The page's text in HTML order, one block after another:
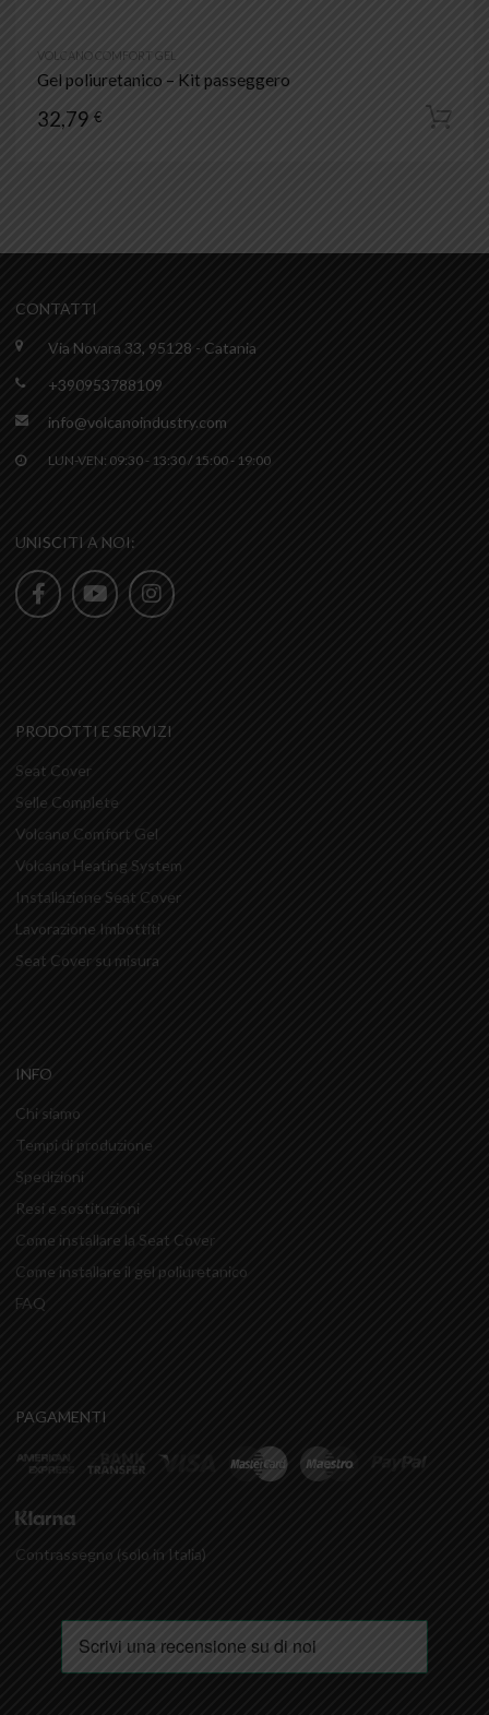
VOLCANO COMFORT GEL
Gel poliuretanico – Kit passeggero
32,79 €
CONTATTI
Via Novara 33, 95128 - Catania
+390953788109
info@volcanoindustry.com
LUN-VEN: 09:30 - 13:30 / 15:00 - 19:00
UNISCITI A NOI:
PRODOTTI E SERVIZI
Seat Cover
Selle Complete
Volcano Comfort Gel
Volcano Heating System
Installazione Seat Cover
Lavorazione Imbottiti
Seat Cover su misura
INFO
Chi siamo
Tempi di produzione
Spedizioni
Resi e sostituzioni
Come installare la Seat Cover
Come installare il gel poliuretanico
FAQ
PAGAMENTI
Contrassegno (solo in Italia)